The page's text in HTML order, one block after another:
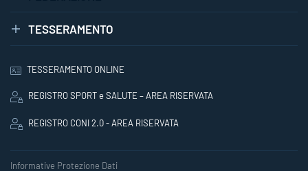
TESSERAMENTO
TESSERAMENTO ONLINE
REGISTRO SPORT e SALUTE – AREA RISERVATA
REGISTRO CONI 2.0 - AREA RISERVATA
Informative Protezione Dati